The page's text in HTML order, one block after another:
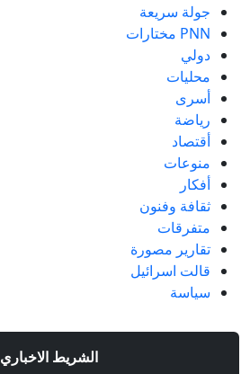
جولة سريعة
PNN مختارات
دولي
محليات
أسرى
رياضة
أقتصاد
منوعات
أفكار
ثقافة وفنون
متفرقات
تقارير مصورة
قالت اسرائيل
سياسة
الشريط الاخباري